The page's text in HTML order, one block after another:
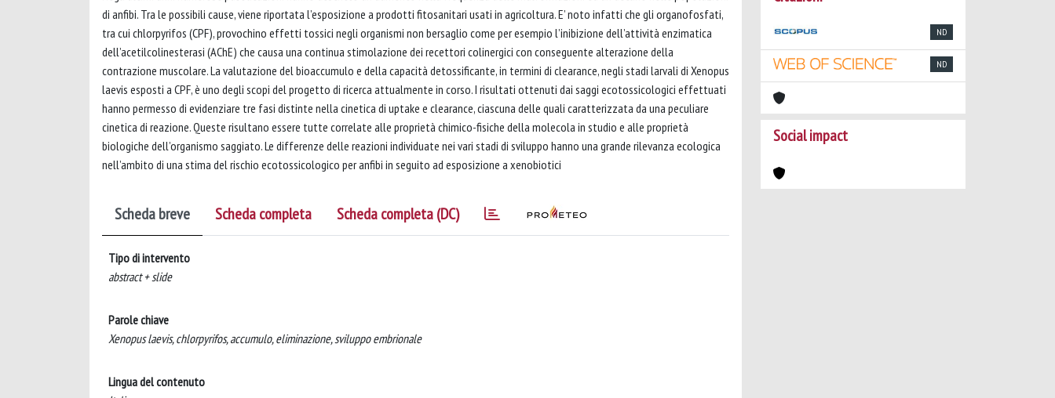
di anfibi. Tra le possibili cause, viene riportata l’esposizione a prodotti fitosanitari usati in agricoltura. E’ noto infatti che gli organofosfati,
tra cui chlorpyrifos (CPF), provochino effetti tossici negli organismi non bersaglio come per esempio l’inibizione dell’attività enzimatica
dell’acetilcolinesterasi (AChE) che causa una continua stimolazione dei recettori colinergici con conseguente alterazione della
contrazione muscolare. La valutazione del bioaccumulo e della capacità detossificante, in termini di clearance, negli stadi larvali di Xenopus
laevis esposti a CPF, è uno degli scopi del progetto di ricerca attualmente in corso. I risultati ottenuti dai saggi ecotossicologici effettuati
hanno permesso di evidenziare tre fasi distinte nella cinetica di uptake e clearance, ciascuna delle quali caratterizzata da una peculiare
cinetica di reazione. Queste risultano essere tutte correlate alle proprietà chimico-fisiche della molecola in studio e alle proprietà
biologiche dell’organismo saggiato. Le differenze delle reazioni individuate nei vari stadi di sviluppo hanno una grande rilevanza ecologica
nell’ambito di una stima del rischio ecotossicologico per anfibi in seguito ad esposizione a xenobiotici
Scheda breve Scheda completa Scheda completa (DC)
Tipo di intervento
abstract + slide
Parole chiave
Xenopus laevis, chlorpyrifos, accumulo, eliminazione, sviluppo embrionale
Lingua del contenuto
ND
ND
Social impact